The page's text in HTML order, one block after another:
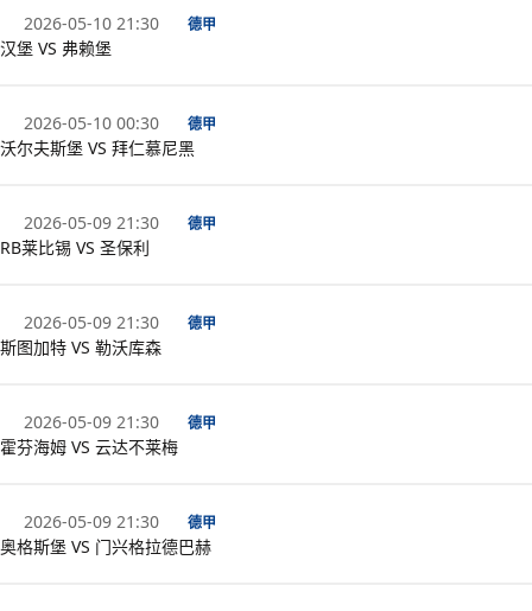
2026-05-10 21:30 德甲
汉堡 VS 弗赖堡
2026-05-10 00:30 德甲
沃尔夫斯堡 VS 拜仁慕尼黑
2026-05-09 21:30 德甲
RB莱比锡 VS 圣保利
2026-05-09 21:30 德甲
斯图加特 VS 勒沃库森
2026-05-09 21:30 德甲
霍芬海姆 VS 云达不莱梅
2026-05-09 21:30 德甲
奥格斯堡 VS 门兴格拉德巴赫